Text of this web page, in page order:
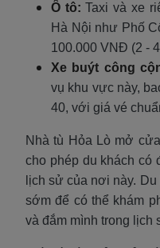
Ô tô: Taxi và xe
Hà Nội như Phố
100.000 VNĐ (2 -
Xe buýt công
vụ khu vực này,
40, với giá vé
Nhà tù Hỏa Lò mở
cho phép du khách có
lịch sử của nơi này.
sớm để có thể khám
và đắm mình trong lịch